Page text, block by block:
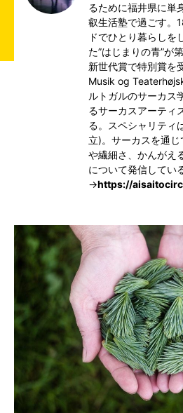
るために福井県に単
叡生活塾で過ごす。
ドでひとり暮らしを
た”はじまりの青”が
新世代賞で特別賞を
Musik og
ルトガルのサーカス
るサーカスアーティ
る。スペシャリティ
立)。サーカスを通
や繊細さ、かんがえ
について発信している
→https://